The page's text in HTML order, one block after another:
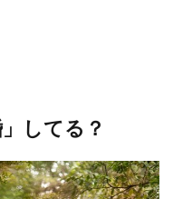
してる？